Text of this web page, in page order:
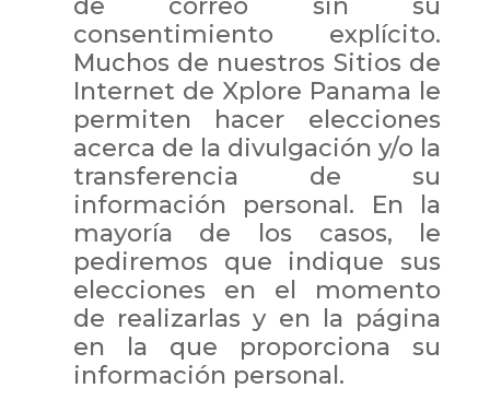
de correo sin su
consentimiento explícito.
Muchos de nuestros Sitios de
Internet de Xplore Panama le
permiten hacer elecciones
acerca de la divulgación y/o la
transferencia de su
información personal. En la
mayoría de los casos, le
pediremos que indique sus
elecciones en el momento
de realizarlas y en la página
en la que proporciona su
información personal.